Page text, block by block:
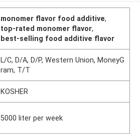
monomer flavor food additive,
top-rated monomer flavor,
best-selling food additive flavor
L/C, D/A, D/P, Western Union, MoneyG
ram, T/T
KOSHER
5000 liter per week